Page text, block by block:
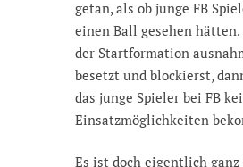
getan, als ob junge FB
einen Ball gesehen
der Startformation
besetzt und blockierst,
das junge Spieler bei FB
Einsatzmöglichkeiten
Es ist doch eigentlich